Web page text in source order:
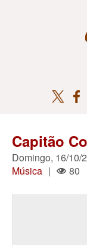
Capitão
Domingo, 16/10/
Música | 80